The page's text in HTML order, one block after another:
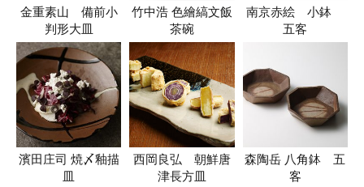
金重素山 備前小
判形大皿
竹中浩 色繪縞文飯
茶碗
南京赤絵 小鉢
五客
濱田庄司 焼〆釉描
皿
西岡良弘 朝鮮唐
津長方皿
森陶岳 八角鉢 五
客